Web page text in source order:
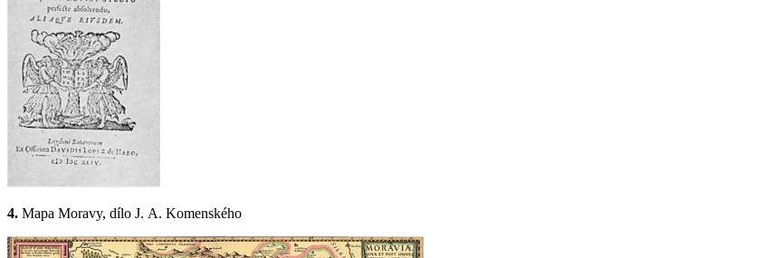
4. Mapa Moravy, dílo J. A. Komenského